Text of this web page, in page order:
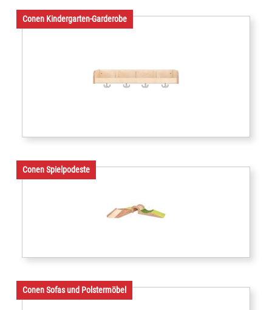
Conen Kindergarten-Garderobe
Conen Spielpodeste
Conen Sofas und Polstermöbel